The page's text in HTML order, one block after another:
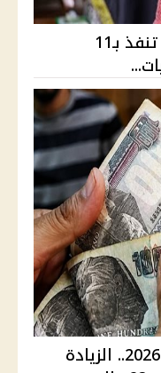
قرارات وزيرة التنمية المحلية تنفذ بـ11
موعد صرف مرتبات أغسطس 2026.. الزيادة